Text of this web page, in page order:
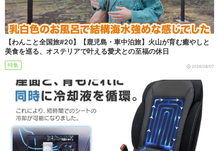
【わんこと全国旅#20】【鹿児島・車中泊旅】火山が育む癒やしと
美食を巡る、オステリアで叶える愛犬との至福の休日
特集 2026/08/07